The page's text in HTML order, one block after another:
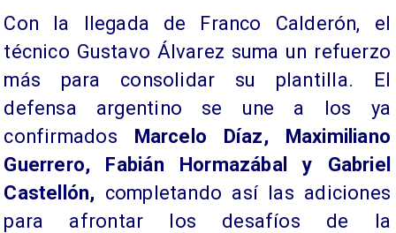
Con la llegada de Franco Calderón, el
técnico Gustavo Álvarez suma un refuerzo
más para consolidar su plantilla. El
defensa argentino se une a los ya
confirmados Marcelo Díaz, Maximiliano
Guerrero, Fabián Hormazábal y Gabriel
Castellón, completando así las adiciones
para afrontar los desafíos de la